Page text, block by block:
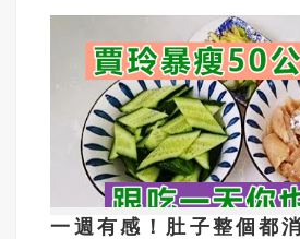
一週有感！肚子整個都